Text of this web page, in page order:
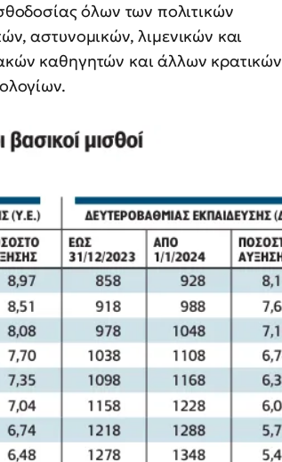
όλων των πολιτικών
αστυνομικών, λιμενικών και
καθηγητών και άλλων κρατικών